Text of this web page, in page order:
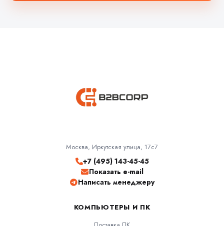
Москва, Иркутская улица, 17с7
+7 (495) 143-45-45
Показать e-mail
Написать менеджеру
КОМПЬЮТЕРЫ И ПК